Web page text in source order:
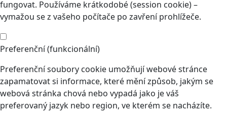
fungovat. Používáme krátkodobé (session cookie) –
vymažou se z vašeho počítače po zavření prohlížeče.
Preferenční (funkcionální)
Preferenční soubory cookie umožňují webové stránce
zapamatovat si informace, které mění způsob, jakým se
webová stránka chová nebo vypadá jako je váš
preferovaný jazyk nebo region, ve kterém se nacházíte.